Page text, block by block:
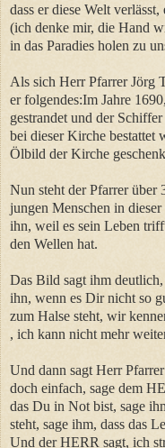
dass er diese Welt
(ich denke mir, die Hand
in das Paradies holen zu
Als sich Herr Pfarrer Jörg
er folgendes:Im Jahre
gestrandet und der
bei dieser Kirche bestattet
Ölbild der Kirche
Nun steht der Pfarrer über
jungen Menschen in
ihn, weil es sein Leben
den Wellen hat.
Das Bild sagt ihm
ihn, wenn es Dir nicht so
zum Halse steht, wir
, ich kann nicht mehr
Und dann sagt Herr
doch einfach, sage dem
das Du in Not bist, sage
steht, sage ihm, dass das
Und der HERR sagt, ich